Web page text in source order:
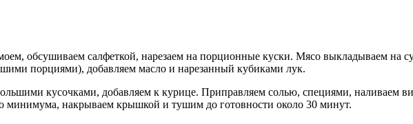
обсушиваем салфеткой, нарезаем на порционные куски. Мясо выкладываем на
пор­циями), добавляем масло и нарезанный кубиками лук.
кусочками, добавляем к курице. Приправ­ляем солью, специями, наливаем
минимума, накрываем крышкой и тушим до готовности около 30 минут.